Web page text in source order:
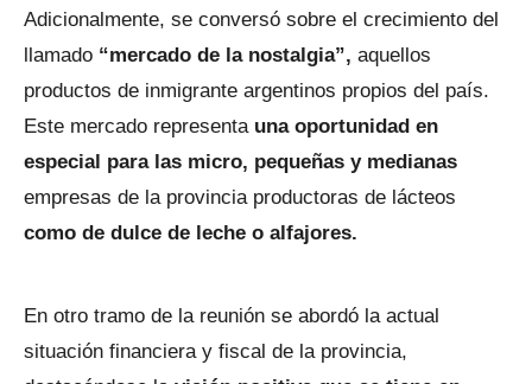
Adicionalmente, se conversó sobre el crecimiento del
llamado “mercado de la nostalgia”, aquellos
productos de inmigrante argentinos propios del país.
Este mercado representauna oportunidad en
especial para las micro, pequeñas y medianas
empresas de la provincia productoras de lácteos
como de dulce de leche o alfajores.
En otro tramo de la reunión se abordó la actual
situación financiera y fiscal de la provincia,